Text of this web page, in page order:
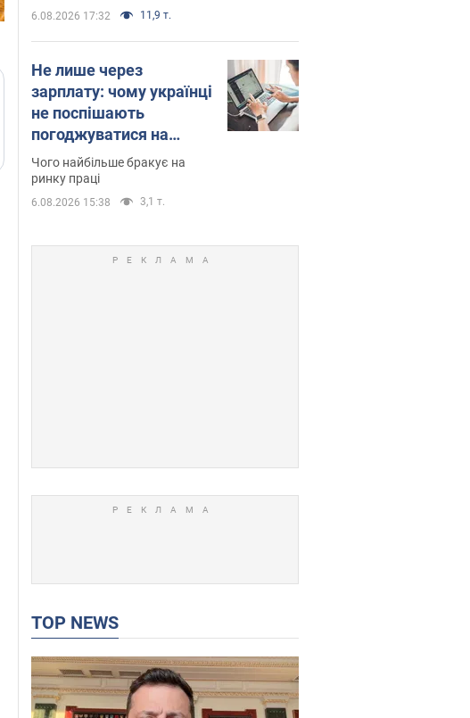
6.08.2026 17:32 11,9 т.
Не лише через
зарплату: чому українці
не поспішають
погоджуватися на
вакансії
Чого найбільше бракує на
ринку праці
6.08.2026 15:38 3,1 т.
TOP NEWS